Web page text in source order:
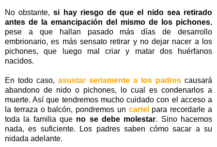
No obstante,si hay riesgo de que el nido sea retirado
antes de la emancipación del mismo de los pichones,
pese a que hallan pasado más días de desarrollo
embrionario, es más sensato retirar y no dejar nacer a los
pichones, que luego mal criar y matar dos huérfanos
nacidos.
En todo caso, asustar seriamente a los padres causará
abandono de nido o pichones, lo cual es condenarlos a
muerte. Así que tendremos mucho cuidado con el acceso a
la terraza o balcón, pondremos un cartel para recordarle a
toda la familia que no se debe molestar. Sino hacemos
nada, es suficiente. Los padres saben cómo sacar a su
nidada adelante.